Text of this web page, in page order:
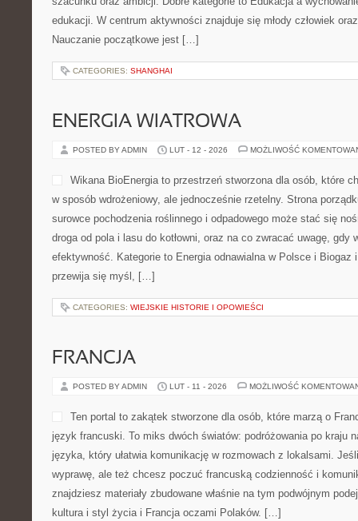
edukacji. W centrum aktywności znajduje się młody człowiek
Nauczanie początkowe jest […]
CATEGORIES: SHANGHAI
ENERGIA WIATROWA
POSTED BY ADMIN LUT - 12 - 2026 MOŻLIWOŚĆ
Wikana BioEnergia to przestrzeń stworzona dla osób, które
w sposób wdrożeniowy, ale jednocześnie rzetelny. Strona
surowce pochodzenia roślinnego i odpadowego może stać się
droga od pola i lasu do kotłowni, oraz na co zwracać uwagę, gdy
efektywność. Kategorie to Energia odnawialna w Polsce i Biogaz
przewija się myśl, […]
CATEGORIES: WIEJSKIE HISTORIE I OPOWIEŚCI
FRANCJA
POSTED BY ADMIN LUT - 11 - 2026 MOŻLIWOŚĆ
Ten portal to zakątek stworzone dla osób, które marzą o
język francuski. To miks dwóch światów: podróżowania po kraju
języka, który ułatwia komunikację w rozmowach z lokalsami.
wyprawę, ale też chcesz poczuć francuską codzienność i
znajdziesz materiały zbudowane właśnie na tym podwójnym
kultura i styl życia i Francja oczami Polaków. […]